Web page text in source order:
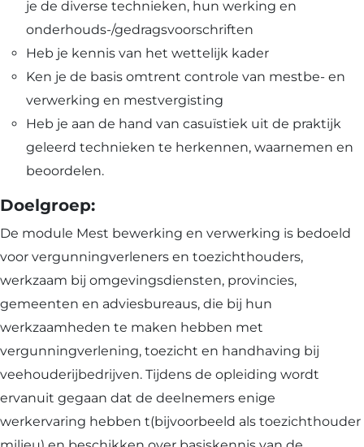
je de diverse technieken, hun werking en
onderhouds-/gedragsvoorschriften
Heb je kennis van het wettelijk kader
Ken je de basis omtrent controle van mestbe- en
verwerking en mestvergisting
Heb je aan de hand van casuïstiek uit de praktijk
geleerd technieken te herkennen, waarnemen en
beoordelen.
Doelgroep:
De module Mest bewerking en verwerking is bedoeld
voor vergunningverleners en toezichthouders,
werkzaam bij omgevingsdiensten, provincies,
gemeenten en adviesbureaus, die bij hun
werkzaamheden te maken hebben met
vergunningverlening, toezicht en handhaving bij
veehouderijbedrijven. Tijdens de opleiding wordt
ervanuit gegaan dat de deelnemers enige
werkervaring hebben t(bijvoorbeeld als toezichthouder